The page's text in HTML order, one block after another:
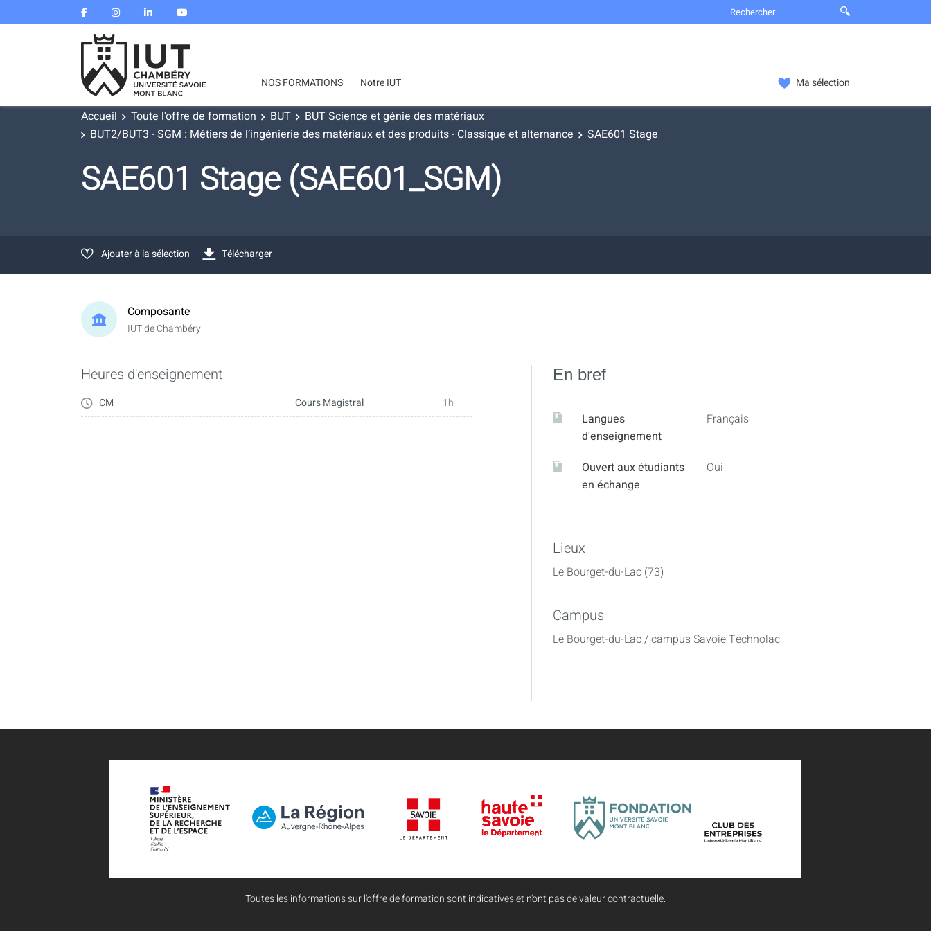
NOS FORMATIONS Notre IUT Ma sélection
Accueil Toute l'offre de formation BUT
BUT Science et génie des matériaux
BUT2/BUT3 - SGM : Métiers de l’ingénierie des matériaux et des produits - Classique et alternance
SAE601 Stage
SAE601 Stage (SAE601_SGM)
Ajouter à la sélection Télécharger
Composante
IUT de Chambéry
Heures d'enseignement
CM Cours Magistral 1h
En bref
Langues
d'enseignement
Français
Ouvert aux étudiants
en échange
Oui
Lieux
Le Bourget-du-Lac (73)
Campus
Le Bourget-du-Lac / campus Savoie Technolac
Toutes les informations sur l'offre de formation sont indicatives et n'ont pas de valeur contractuelle.